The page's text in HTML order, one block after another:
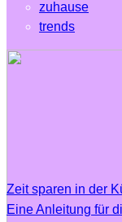
zuhause
trends
Zeit sparen in der
Eine Anleitung für